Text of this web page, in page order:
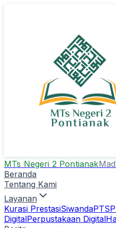
MTs Negeri 2 Pontianak
Beranda
Tentang Kami
Layanan
Kurasi PrestasiSiwandaPTSP
DigitalPerpustakaan Digital